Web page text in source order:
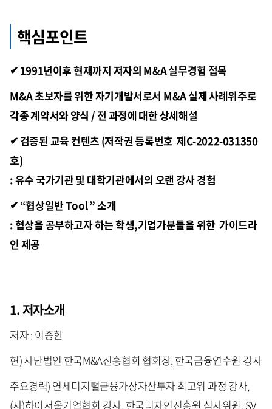
핵심포인트
✔ 1991년이후 현재까지 저자의 M&A 실무경험 접목
M&A 초보자를 위한 자기개발서로서 M&A 실제 사례위주로
각종 계약서와 양식 / 전 과정에 대한 상세해설
✔ 검증된 교육 컨텐츠 (저작권 등록번호 제C-2022-031350
호)
: 유수 국가기관 및 대학기관에서의 오랜 강사 경험
✔ “협상일반 Tool ” 소개
: 협상을 공부하고자 하는 학생,기업가분들을 위한 가이드라
인 제공
1. 저자소개
저자 : 이종한
현) 사단법인 한국M&A진흥협회 협회장, 한국금융연수원 강사
주요경력) 연세디지털금융가상자산투자 최고위 과정 강사,
(사)하이서울기업협회 강사, 한국디자인진흥원 심사위원, SV